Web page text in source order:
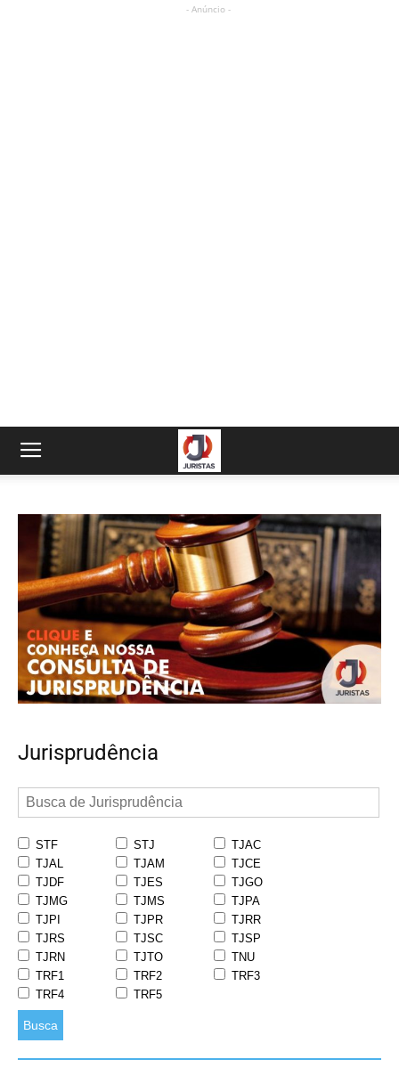
- Anúncio -
Jurisprudência
STF STJ
TJAC
TJAL
TJAM
TJCE
TJDF
TJES
TJGO
TJMG
TJMS
TJPA
TJPI
TJPR
TJRR
TJRS
TJSC
TJSP
TJRN
TJTO
TNU
TRF1
TRF2
TRF3
TRF4
TRF5
Busca